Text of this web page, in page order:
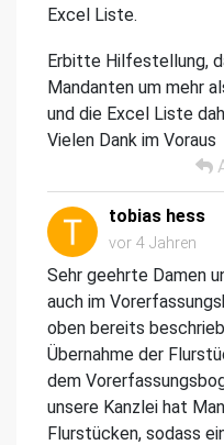
Excel Liste.
Erbitte Hilfestellung,
Mandanten um mehr
und die Excel Liste
Vielen Dank im Voraus
tobias hess
vor 4 Jahren
Sehr geehrte Damen
auch im
oben bereits
Übernahme der
dem
unsere Kanzlei hat
Flurstücken, sodass